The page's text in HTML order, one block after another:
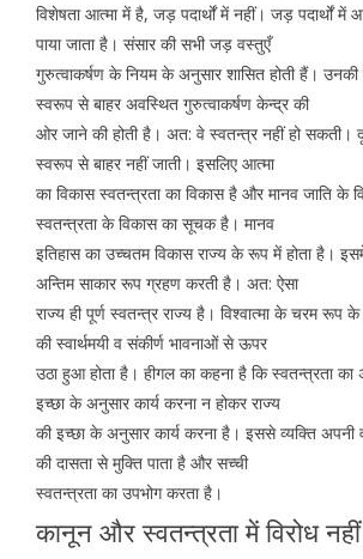
विशेषता आत्मा में है, जड़ पदार्थों में नहीं। जड़ पदार्थों में
पाया जाता है। संसार की सभी जड़ वस्तुएँ
गुरुत्वाकर्षण के नियम के अनुसार शासित होती हैं। उनकी
स्वरूप से बाहर अवस्थित गुरुत्वाकर्षण केन्द्र की
ओर जाने की होती है। अत: वे स्वतन्त्र नहीं हो सकती।
स्वरूप से बाहर नहीं जाती। इसलिए आत्मा
का विकास स्वतन्त्रता का विकास है और मानव जाति के
स्वतन्त्रता के विकास का सूचक है। मानव
इतिहास का उच्चतम विकास राज्य के रूप में होता है। इसमें
अन्तिम साकार रूप ग्रहण करती है। अत: ऐसा
राज्य ही पूर्ण स्वतन्त्र राज्य है। विश्वात्मा के चरम रूप के
की स्वार्थमयी व संकीर्ण भावनाओं से ऊपर
उठा हुआ होता है। हीगल का कहना है कि स्वतन्त्रता का
इच्छा के अनुसार कार्य करना न होकर राज्य
की इच्छा के अनुसार कार्य करना है। इससे व्यक्ति
की दासता से मुक्ति पाता है और सच्ची
स्वतन्त्रता का उपभोग करता है।
कानून और स्वतन्त्रता में विरोध